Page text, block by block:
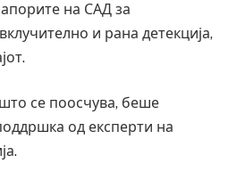
на САД за
и рана детекција,
што се поосчува, беше
од експерти на